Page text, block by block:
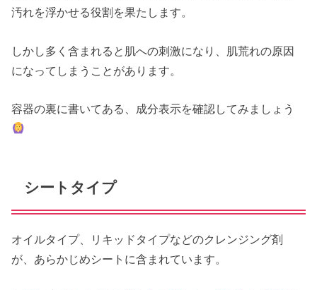
汚れを浮かせる役割を果たします。
しかし多く含まれると肌への刺激になり、肌荒れの原因
になってしまうことがあります。
容器の裏に書いてある、成分表示を確認してみましょう
シートタイプ
オイルタイプ、リキッドタイプなどのクレンジング剤
が、あらかじめシートに含まれています。